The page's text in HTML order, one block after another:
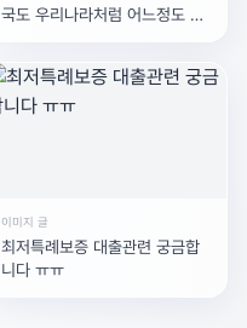
국도 우리나라처럼 어느정도 나
된다면 군생활 기간 어느정도 될
까요
이미지 글
최저특례보증 대출관련 궁금합
니다 ㅠㅠ